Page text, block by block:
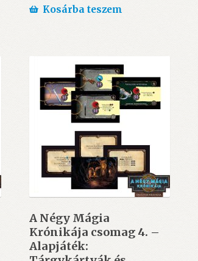
Kosárba teszem
A Négy Mágia
Krónikája csomag 4. –
Alapjáték: